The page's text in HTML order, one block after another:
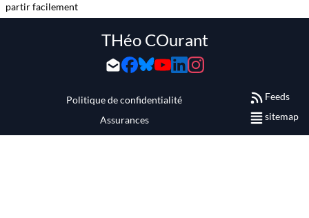
guide clair pour organiser ses déplacements
la Thaïlande.
THéo COurant
Politique de confidentialité
Assurances
Feeds
sitemap